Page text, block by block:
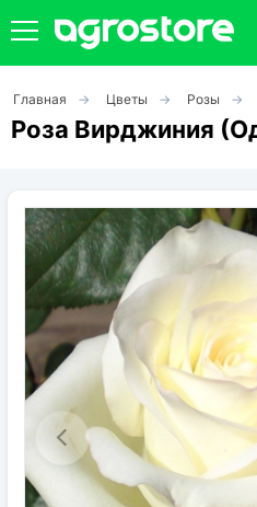
Плодовые
Декоративные
Цветы
Травы
Овощи (на посадку)
Штамбовые ягодные
Главная Цветы Розы
Роза Вирджиния